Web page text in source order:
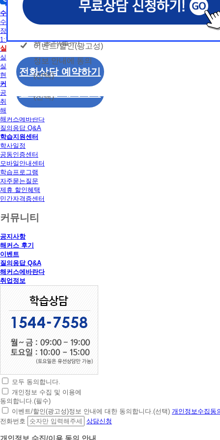
수강신청
수강신청
장바구니
1:1 문의
실습
수강신청
실습안내
실습장소 알아보기
현재 모집중인 실습일정
커뮤니티
공지사항
취업정보
해커스 후기
해커스에바란다
질의응답 Q&A
학습지원센터
학사일정
공동인증센터
모바일안내센터
학습프로그램
자주묻는질문
제휴 할인혜택
민간자격증센터
커뮤니티
공지사항
해커스 후기
이벤트
질의응답 Q&A
해커스에바란다
취업정보
초
간
편
상
담
모두 동의합니다.
개인정보 수집 및 이용에
동의합니다.(필수)
이벤트/할인(광고성)정보 안내에 대한 동의합니다.(선택) 개인정보수집동
전화번호
상담신청
개인정보 수집/이용
동의
개인정보 수집 및 이
용 동의(필수)
이벤트/할인(광고성)
정보 안내에 동의
(선택)
모두 동의합니다.
개인정보 수집 및 이
용 동의(필수)
이벤트/할인(광고성)
정보 안내에 동의
(선택)
전화상담 예약하기
신상품이나 이벤트, 최신 정보 안내 등 신청자의 취
는 최적의 서비스를 제공하기 위함.
(해커스교육그룹: 해커스인강, 해커스프랩, 해커스톡, 해커스
커스일본어, 해커스잡, 해커스금융, 해커스임용, 해커스공무
찰, 해커스소방, 해커스공인중개사, 해커스주택관리사, 해커스
2. (필수)이름, 휴대폰번호, 상담내용
(선택) 제출된 상담 문의 내용, 전화상담 과정에서 이용자가 상
3. 개인정보 보유/이용 기간: 법령상 정하는 경우
나 상담 시로부터 3년 이내 탈퇴하는 자의 경우, 소
만 또는 분쟁처리를 위해 3년간 보관합니다.
4. 신청자는 개인정보 수집·이용을 거부할 수 있습니다. 단,
에는 상담 신청이 제한됩니다.
신상품이나 이벤트, 최신 정보 안내 등 신청자의 취
는 최적의 서비스를 제공하기 위함.
(해커스교육그룹: 해커스인강, 해커스프랩, 해커스톡, 해커스
커스일본어, 해커스잡, 해커스금융, 해커스임용, 해커스공무
찰, 해커스소방, 해커스공인중개사, 해커스주택관리사, 해커스
2. (필수)이름, 휴대폰번호, 상담내용
(선택) 제출된 상담 문의 내용, 전화상담 과정에서 이용자가 상
3. 개인정보 보유/이용 기간: 법령상 정하는 경우
나 상담 시로부터 3년 이내 탈퇴하는 자의 경우, 소
만 또는 분쟁처리를 위해 3년간 보관합니다.
4. 신청자는 개인정보 수집·이용을 거부할 수 있습니다. 단,
에는 상담 신청이 제한됩니다.
신상품이나 이벤트, 최신 정보 안내 등 신청자의 취
는 최적의 서비스를 제공하기 위함.
(해커스교육그룹: 해커스인강, 해커스프랩, 해커스톡, 해커스
커스일본어, 해커스잡, 해커스금융, 해커스임용, 해커스공무
찰, 해커스소방, 해커스공인중개사, 해커스주택관리사, 해커스
2. (필수)이름, 휴대폰번호, 상담내용
(선택) 제출된 상담 문의 내용, 전화상담 과정에서 이용자가 상
3. 개인정보 보유/이용 기간: 법령상 정하는 경우
나 상담 시로부터 3년 이내 탈퇴하는 자의 경우, 소
만 또는 분쟁처리를 위해 3년간 보관합니다.
4. 신청자는 개인정보 수집·이용을 거부할 수 있습니다. 단,
에는 상담 신청이 제한됩니다.